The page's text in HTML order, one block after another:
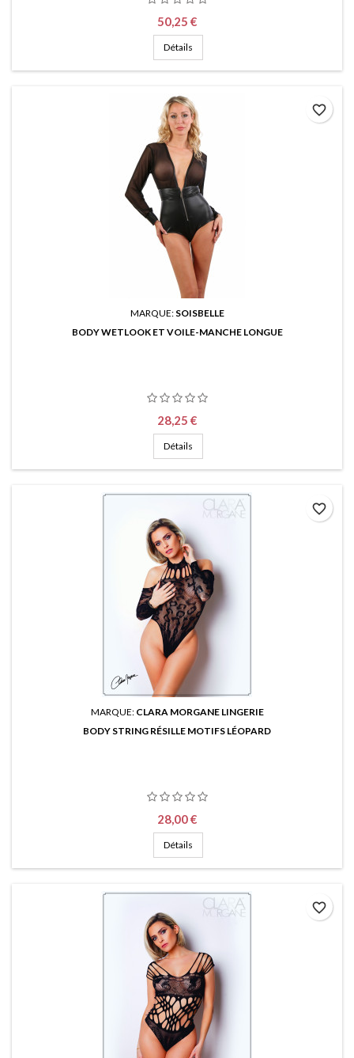
Prix
50,25 €
Détails
MARQUE: SOISBELLE
BODY WETLOOK ET VOILE-MANCHE LONGUE
Prix
28,25 €
Détails
favorite_border
MARQUE: CLARA MORGANE LINGERIE
BODY STRING RÉSILLE MOTIFS LÉOPARD
Prix
28,00 €
Détails
favorite_border
favorite_border